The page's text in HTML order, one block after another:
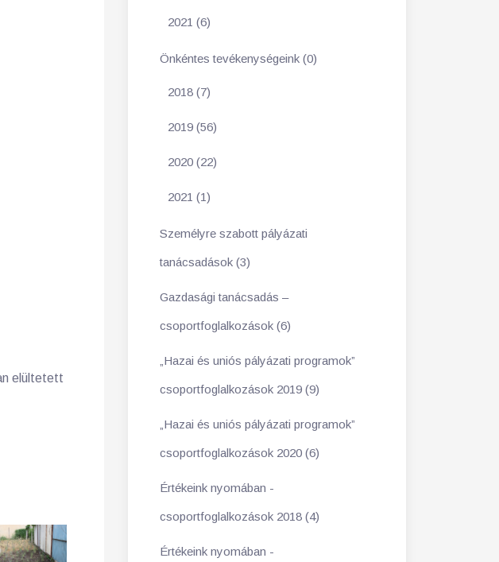
elültetett
2021 (6)
Önkéntes tevékenységeink (0)
2018 (7)
2019 (56)
2020 (22)
2021 (1)
Személyre szabott pályázati
tanácsadások (3)
Gazdasági tanácsadás –
csoportfoglalkozások (6)
„Hazai és uniós pályázati programok”
csoportfoglalkozások 2019 (9)
„Hazai és uniós pályázati programok”
csoportfoglalkozások 2020 (6)
Értékeink nyomában -
csoportfoglalkozások 2018 (4)
Értékeink nyomában -